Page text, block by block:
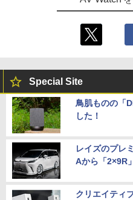
Special Site
鳥肌ものの「
した！
レイズのプレ
Aから「2×9R
クリエイティ